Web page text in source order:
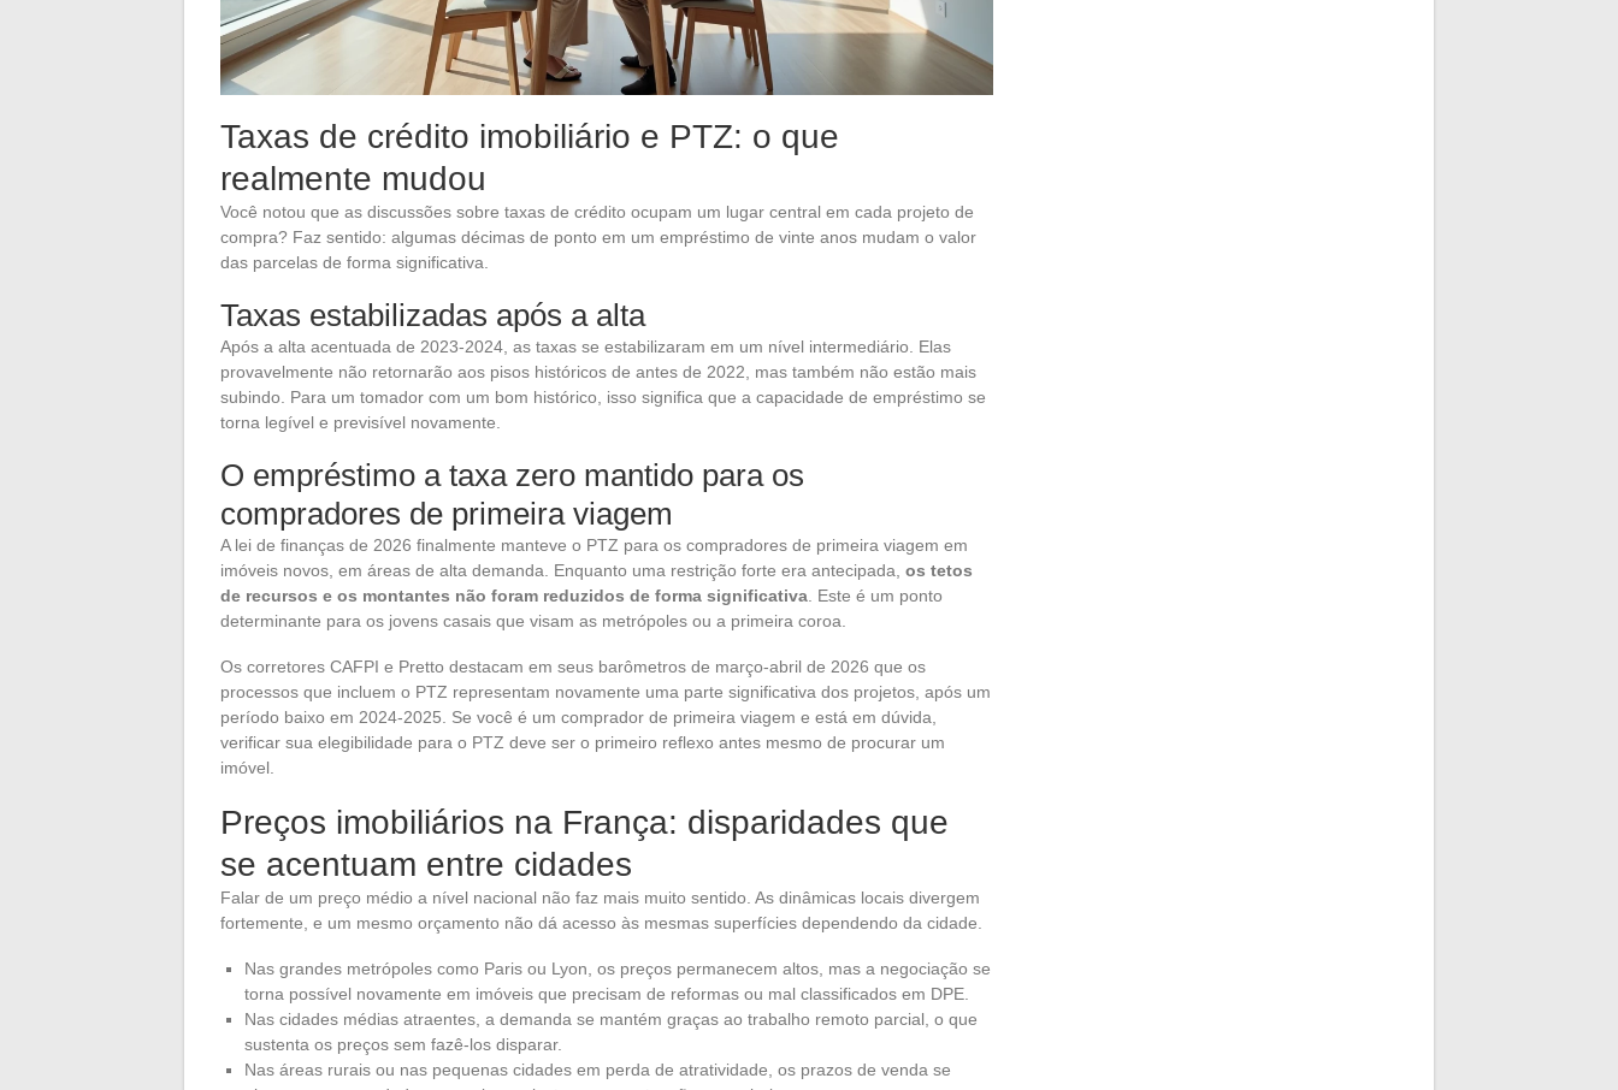
Taxas de crédito imobiliário e PTZ: o que
realmente mudou
Você notou que as discussões sobre taxas de crédito ocupam um lugar central em cada projeto de
compra? Faz sentido: algumas décimas de ponto em um empréstimo de vinte anos mudam o valor
das parcelas de forma significativa.
Taxas estabilizadas após a alta
Após a alta acentuada de 2023-2024, as taxas se estabilizaram em um nível intermediário. Elas
provavelmente não retornarão aos pisos históricos de antes de 2022, mas também não estão mais
subindo. Para um tomador com um bom histórico, isso significa que a capacidade de empréstimo se
torna legível e previsível novamente.
O empréstimo a taxa zero mantido para os
compradores de primeira viagem
A lei de finanças de 2026 finalmente manteve o PTZ para os compradores de primeira viagem em
imóveis novos, em áreas de alta demanda. Enquanto uma restrição forte era antecipada, os tetos
de recursos e os montantes não foram reduzidos de forma significativa . Este é um ponto
determinante para os jovens casais que visam as metrópoles ou a primeira coroa.
Os corretores CAFPI e Pretto destacam em seus barômetros de março-abril de 2026 que os
processos que incluem o PTZ representam novamente uma parte significativa dos projetos, após um
período baixo em 2024-2025. Se você é um comprador de primeira viagem e está em dúvida,
verificar sua elegibilidade para o PTZ deve ser o primeiro reflexo antes mesmo de procurar um
imóvel.
Preços imobiliários na França: disparidades que
se acentuam entre cidades
Falar de um preço médio a nível nacional não faz mais muito sentido. As dinâmicas locais divergem
fortemente, e um mesmo orçamento não dá acesso às mesmas superfícies dependendo da cidade.
Nas grandes metrópoles como Paris ou Lyon, os preços permanecem altos, mas a negociação se
torna possível novamente em imóveis que precisam de reformas ou mal classificados em DPE.
Nas cidades médias atraentes, a demanda se mantém graças ao trabalho remoto parcial, o que
sustenta os preços sem fazê-los disparar.
Nas áreas rurais ou nas pequenas cidades em perda de atratividade, os prazos de venda se